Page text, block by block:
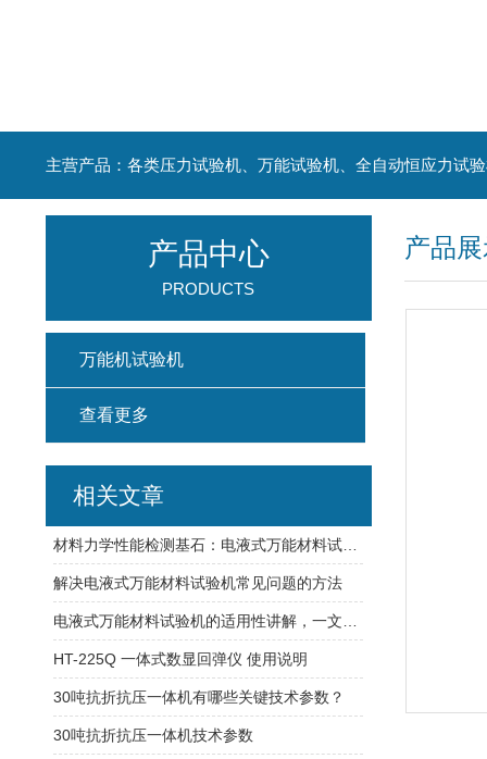
主营产品：各类压力试验机、万能试验机、全自动恒应力试
产品
产品中心
PRODUCTS
万能机试验机
查看更多
相关文章
解决电液式万能材料试验机常见问题的方法
HT-225Q 一体式数显回弹仪 使用说明
30吨抗折抗压一体机有哪些关键技术参数？
30吨抗折抗压一体机技术参数